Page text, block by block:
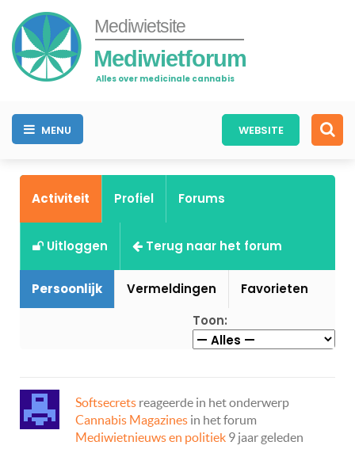
Mediwietsite
Mediwietforum
Alles over medicinale cannabis
MENU WEBSITE
Activiteit Profiel Forums
Uitloggen Terug naar het forum
Persoonlijk Vermeldingen
Favorieten
Toon:
Softsecrets reageerde in het onderwerp
Cannabis Magazines in het forum
Mediwietnieuws en politiek 9 jaar geleden